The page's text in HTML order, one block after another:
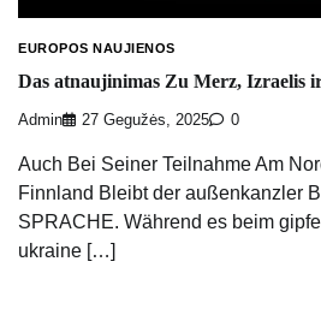
EUROPOS NAUJIENOS
Das atnaujinimas Zu Merz, Izraelis
Admin 27 Gegužės, 2025 0
Auch Bei Seiner Teilnahme Am
Finnland Bleibt der außenkanzler
SPRACHE. Während es beim
ukraine […]